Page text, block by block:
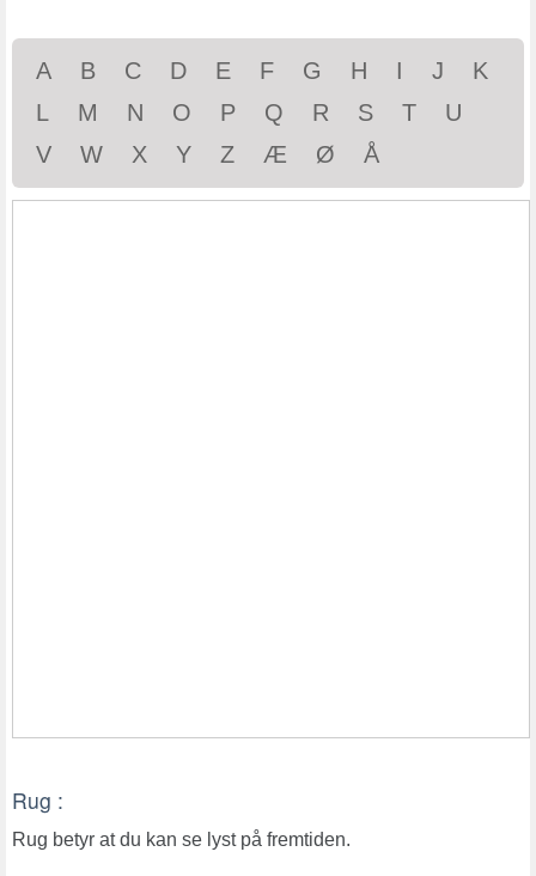
A B C D E F G H I J
K
L
M N O P Q R S T
U
V
W X Y Z Æ Ø Å
Rug :
Rug betyr at du kan se lyst på fremtiden.